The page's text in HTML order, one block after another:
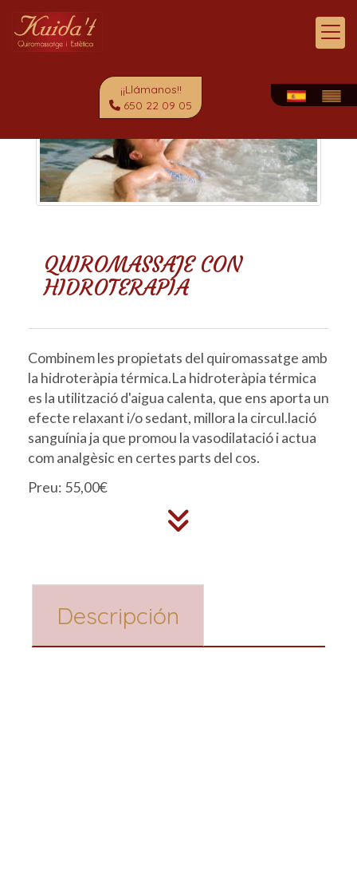
¡¡Llámanos!!
650 22 09 05
QUIROMASSAJE CON
HIDROTERAPIA
Combinem les propietats del quiromassatge amb
la hidroteràpia térmica.La hidroteràpia térmica
es la utilització d'aigua calenta, que ens aporta un
efecte relaxant i/o sedant, millora la circul.lació
sanguínia ja que promou la vasodilatació i actua
com analgèsic en certes parts del cos.
Preu: 55,00€
Descripción